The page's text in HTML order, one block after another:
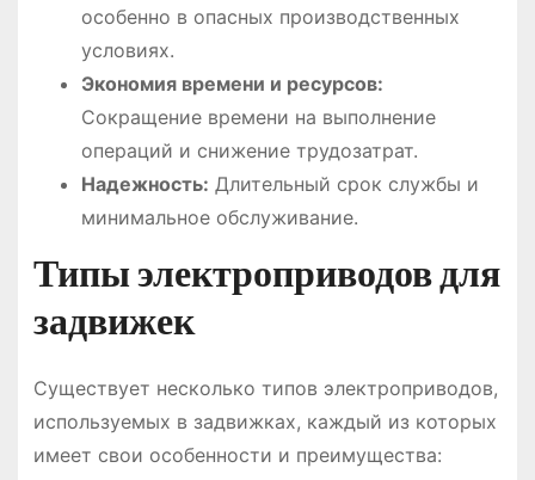
особенно в опасных производственных
условиях.
Экономия времени и ресурсов:
Сокращение времени на выполнение
операций и снижение трудозатрат.
Надежность: Длительный срок службы и
минимальное обслуживание.
Типы электроприводов для
задвижек
Существует несколько типов электроприводов,
используемых в задвижках, каждый из которых
имеет свои особенности и преимущества: